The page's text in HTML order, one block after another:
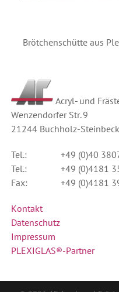
Brötchenschütte aus
Acryl- und
Wenzendorfer Str. 9
21244 Buchholz-Steinbeck
Tel.:
+49 (0)40
Tel.:
+49 (0)4181
Fax:
+49 (0)4181
Kontakt
Datenschutz
Impressum
PLEXIGLAS®-Partner